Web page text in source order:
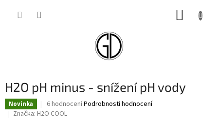
H2O pH minus - snížení pH vody
Novinka
Průměrné
hodnocení
6 hodnoceníPodrobnosti hodnocení
Značka: H2O COOL